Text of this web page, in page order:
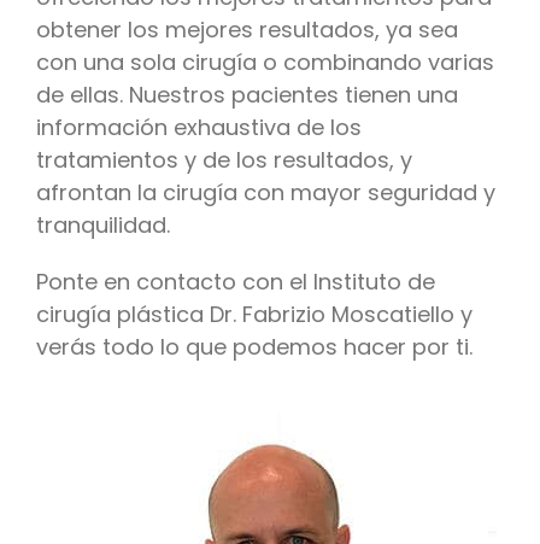
obtener los mejores resultados, ya sea
con una sola cirugía o combinando varias
de ellas. Nuestros pacientes tienen una
información exhaustiva de los
tratamientos y de los resultados, y
afrontan la cirugía con mayor seguridad y
tranquilidad.
Ponte en contacto con el Instituto de
cirugía plástica Dr. Fabrizio Moscatiello y
verás todo lo que podemos hacer por ti.